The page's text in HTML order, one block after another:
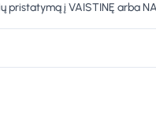
pristatymą į VAISTINĘ arba